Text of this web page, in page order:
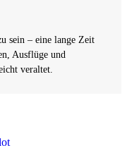
sein – eine lange Zeit
Ausflüge und
veraltet.